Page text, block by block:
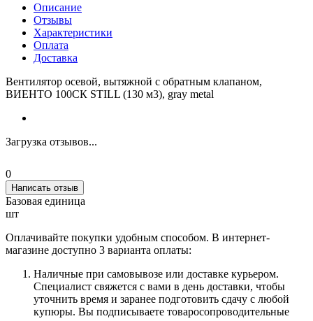
Описание
Отзывы
Характеристики
Оплата
Доставка
Вентилятор осевой, вытяжной с обратным клапаном,
ВИЕНТО 100СК STILL (130 м3), gray metal
Загрузка отзывов...
0
Написать отзыв
Базовая единица
шт
Оплачивайте покупки удобным способом. В интернет-
магазине доступно 3 варианта оплаты:
Наличные при самовывозе или доставке курьером.
Специалист свяжется с вами в день доставки, чтобы
уточнить время и заранее подготовить сдачу с любой
купюры. Вы подписываете товаросопроводительные